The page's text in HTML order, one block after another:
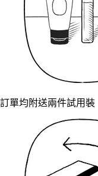
訂單均附送兩件試用裝